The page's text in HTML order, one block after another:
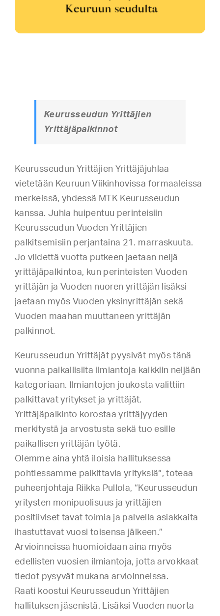
Keurusseudun Yrittäjien
Yrittäjäpalkinnot
Keurusseudun Yrittäjien Yrittäjäjuhlaa
vietetään Keuruun Viikinhovissa formaaleissa
merkeissä, yhdessä MTK Keurusseudun
kanssa. Juhla huipentuu perinteisiin
Keurusseudun Vuoden Yrittäjien
palkitsemisiin perjantaina 21. marraskuuta.
Jo viidettä vuotta putkeen jaetaan neljä
yrittäjäpalkintoa, kun perinteisten Vuoden
yrittäjän ja Vuoden nuoren yrittäjän lisäksi
jaetaan myös Vuoden yksinyrittäjän sekä
Vuoden maahan muuttaneen yrittäjän
palkinnot.
Keurusseudun Yrittäjät pyysivät myös tänä
vuonna paikallisilta ilmiantoja kaikkiin neljään
kategoriaan. Ilmiantojen joukosta valittiin
palkittavat yritykset ja yrittäjät.
Yrittäjäpalkinto korostaa yrittäjyyden
merkitystä ja arvostusta sekä tuo esille
paikallisen yrittäjän työtä.
Olemme aina yhtä iloisia hallituksessa
pohtiessamme palkittavia yrityksiä“, toteaa
puheenjohtaja Riikka Pullola, “Keurusseudun
yritysten monipuolisuus ja yrittäjien
positiiviset tavat toimia ja palvella asiakkaita
ihastuttavat vuosi toisensa jälkeen.”
Arvioinneissa huomioidaan aina myös
edellisten vuosien ilmiantoja, jotta arvokkaat
tiedot pysyvät mukana arvioinneissa.
Raati koostui Keurusseudun Yrittäjien
hallituksen jäsenistä. Lisäksi Vuoden nuorta